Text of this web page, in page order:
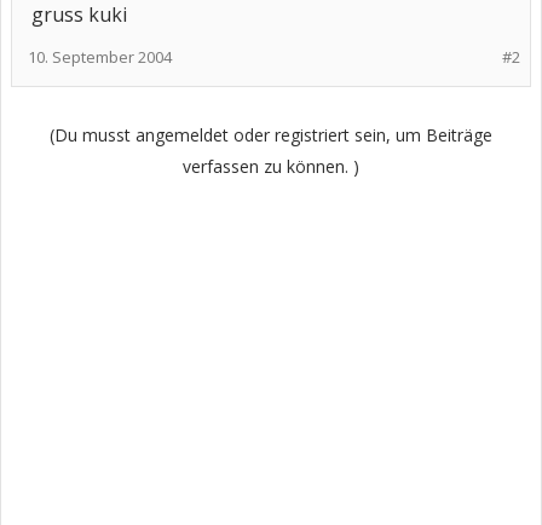
gruss kuki
#2
10. September 2004
(Du musst angemeldet oder registriert sein, um Beiträge
verfassen zu können. )